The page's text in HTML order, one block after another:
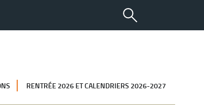
RENTRÉE 2026 ET CALENDRIERS 2026-2027